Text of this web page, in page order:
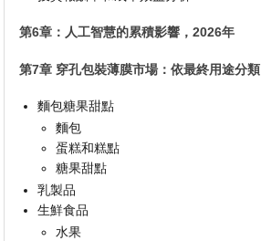
第6章：人工智慧的累積影響，2026年
第7章 穿孔包裝薄膜市場：依最終用途分類
麵包糖果甜點
麵包
蛋糕和糕點
糖果甜點
乳製品
生鮮食品
水果